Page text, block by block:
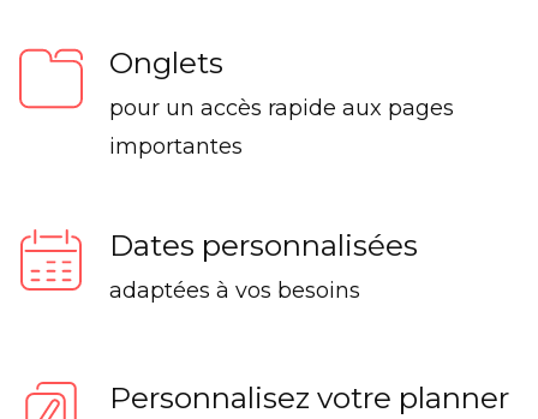
Onglets
pour un accès rapide aux pages
importantes
Dates personnalisées
adaptées à vos besoins
Personnalisez votre planner